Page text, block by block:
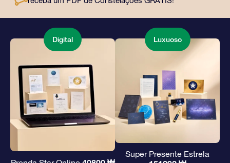
amigos e entes queridos.
Digital Luxuoso
Super Presente Estrela